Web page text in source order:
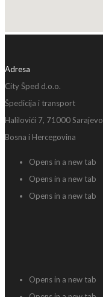
Adresa
City Šped d.o.o.
Špedicija i transport
Halilovići 7, 71000 Sarajevo
Bosna i Hercegovina
Opens in a new tab
Opens in a new tab
Opens in a new tab
Opens in a new tab